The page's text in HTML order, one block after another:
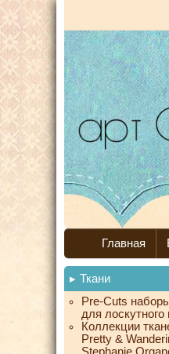
Главная
Ткани
Pre-Cuts
для лоскутного
Коллекции
Pretty &
Stephanie